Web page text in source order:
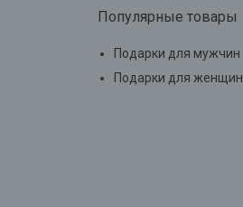
Популярные товары
Подарки для мужчин
Подарки для женщин